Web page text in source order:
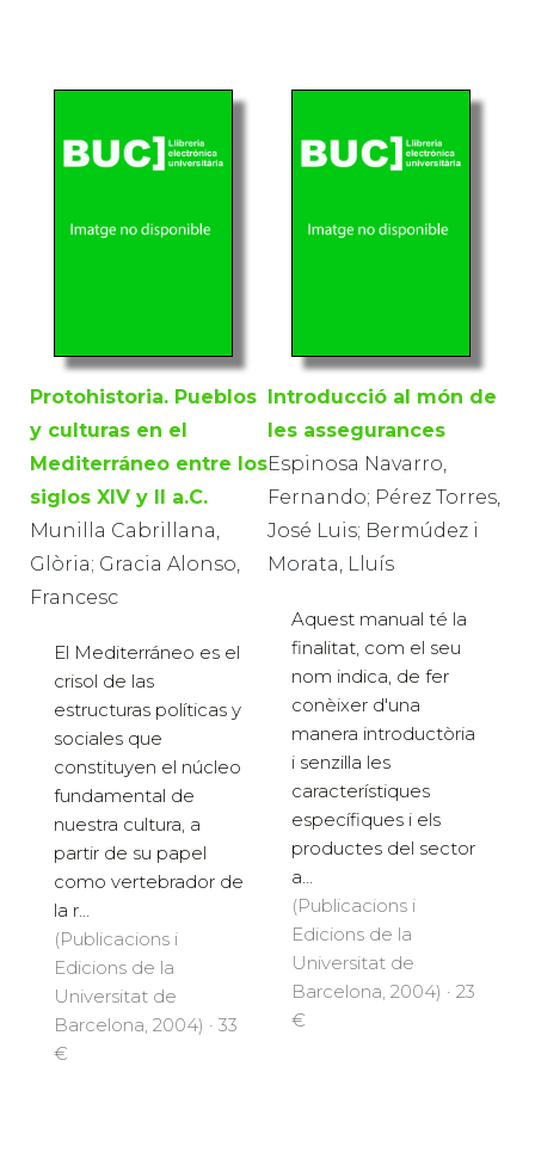
Protohistoria. Pueblos
y culturas en el
Mediterráneo entre los
siglos XIV y II a.C.
Munilla Cabrillana,
Glòria; Gracia Alonso,
Francesc
El Mediterráneo es el
crisol de las
estructuras políticas y
sociales que
constituyen el núcleo
fundamental de
nuestra cultura, a
partir de su papel
como vertebrador de
la r...
(Publicacions i
Edicions de la
Universitat de
Barcelona, 2004) · 33
€
Introducció al món de
les assegurances
Espinosa Navarro,
Fernando; Pérez Torres,
José Luis; Bermúdez i
Morata, Lluís
Aquest manual té la
finalitat, com el seu
nom indica, de fer
conèixer d'una
manera introductòria
i senzilla les
característiques
específiques i els
productes del sector
a...
(Publicacions i
Edicions de la
Universitat de
Barcelona, 2004) · 23
€